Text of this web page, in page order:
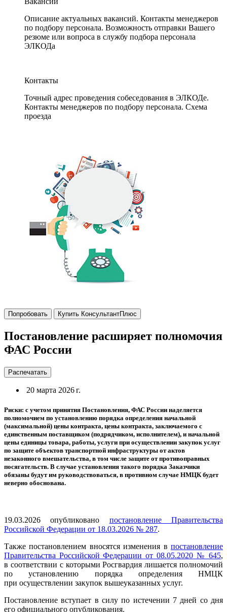
Описание актуальных вакансий. Контакты менеджеров
по подбору персонала. Возможность отправки Вашего
резюме или вопроса в службу подбора персонала
ЭЛКОДа
Контакты
Точный адрес проведения собеседования в ЭЛКОДе.
Контакты менеджеров по подбору персонала. Схема
проезда
Попробовать Купить КонсультантПлюс
Постановление расширяет полномочия
ФАС России
Распечатать
20 марта 2026 г.
Риски: с учетом принятия Постановления, ФАС России наделяется
полномочием по установлению порядка определения начальной
(максимальной) цены контракта, цены контракта, заключаемого с
единственным поставщиком (подрядчиком, исполнителем), и начальной
цены единицы товара, работы, услуги при осуществлении закупок услуг
по защите объектов транспортной инфраструктуры от актов
незаконного вмешательства, в том числе защите от противоправных
посягательств. В случае установления такого порядка Заказчики
обязаны будут им руководствоваться, в противном случае НМЦК будет
неверно обоснована.
19.03.2026 опубликовано постановление Правительства
Российской Федерации от 18.03.2026 № 287.
Также постановлением вносятся изменения в постановление
Правительства Российской Федерации от 08.05.2020 № 645,
в соответствии с которыми Росгвардия лишается полномочий
по установлению порядка определения НМЦК
при осуществлении закупок вышеуказанных услуг.
Постановление вступает в силу по истечении 7 дней со дня
его официального опубликования.